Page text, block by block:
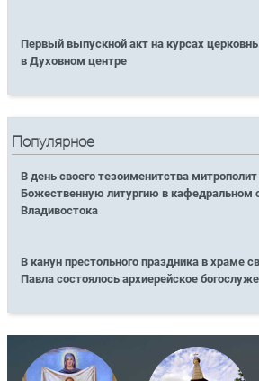
Первый выпускной акт на курсах
в Духовном центре
Популярное
В день своего тезоименитства
Божественную литургию в кафедральном
Владивостока
В канун престольного праздника в храме
Павла состоялось архиерейское